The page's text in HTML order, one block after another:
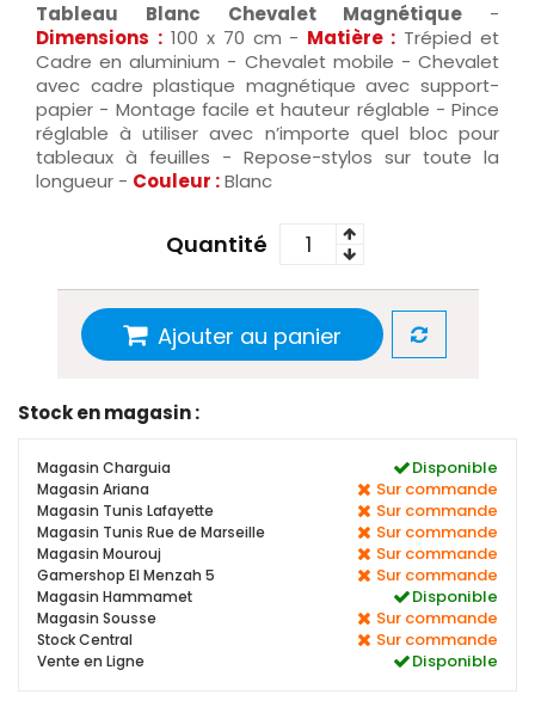
Tableau Blanc Chevalet Magnétique -
Dimensions :100 x 70 cm - Matière : Trépied et
Cadre en aluminium - Chevalet mobile - Chevalet
avec cadre plastique magnétique avec support-
papier - Montage facile et hauteur réglable - Pince
réglable à utiliser avec n’importe quel bloc pour
tableaux à feuilles - Repose-stylos sur toute la
longueur - Couleur :Blanc
Quantité
Ajouter au panier
Stock en magasin :
Magasin Charguia Disponible
Magasin Ariana Sur commande
Magasin Tunis Lafayette Sur commande
Magasin Tunis Rue de Marseille Sur commande
Magasin Mourouj Sur commande
Gamershop El Menzah 5 Sur commande
Magasin Hammamet Disponible
Magasin Sousse Sur commande
Stock Central Sur commande
Vente en Ligne Disponible